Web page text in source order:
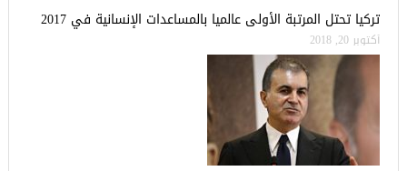
تركيا تحتل المرتبة الأولى عالميا بالمساعدات الإنسانية في 2017
أكتوبر 20, 2018